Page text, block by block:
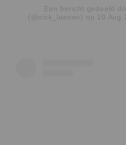
Een bericht gedeeld
(@nick_laenen) op 10 Aug